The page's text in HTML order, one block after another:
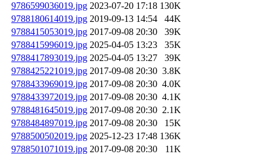
9786599036019.jpg 2023-07-20 17:18 130K
9788180614019.jpg 2019-09-13 14:54
44K
9788415053019.jpg 2017-09-08 20:30
39K
9788415996019.jpg 2025-04-05 13:23
35K
9788417893019.jpg 2025-04-05 13:27
39K
9788425221019.jpg 2017-09-08 20:30 3.8K
9788433969019.jpg 2017-09-08 20:30 4.0K
9788433972019.jpg 2017-09-08 20:30 4.1K
9788481645019.jpg 2017-09-08 20:30 2.1K
9788484897019.jpg 2017-09-08 20:30
15K
9788500502019.jpg 2025-12-23 17:48 136K
9788501071019.jpg 2017-09-08 20:30
11K